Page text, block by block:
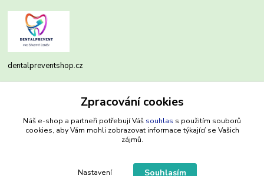
dentalpreventshop.cz
+420721639204
(Po-Pá, 8-16 hod.)
Zpracování cookies
Náš e-shop a partneři potřebují Váš souhlas s použitím souborů
cookies, aby Vám mohli zobrazovat informace týkající se Vašich
zájmů.
Nastavení Souhlasím